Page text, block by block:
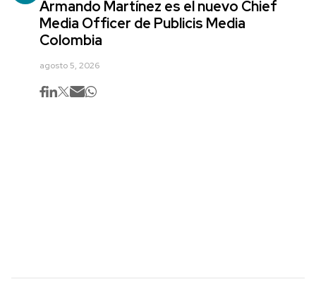
Armando Martínez es el nuevo Chief
Media Officer de Publicis Media
Colombia
agosto 5, 2026